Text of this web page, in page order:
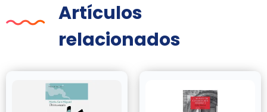
Artículos
relacionados